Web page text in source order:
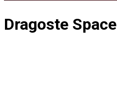
Dragoste Space